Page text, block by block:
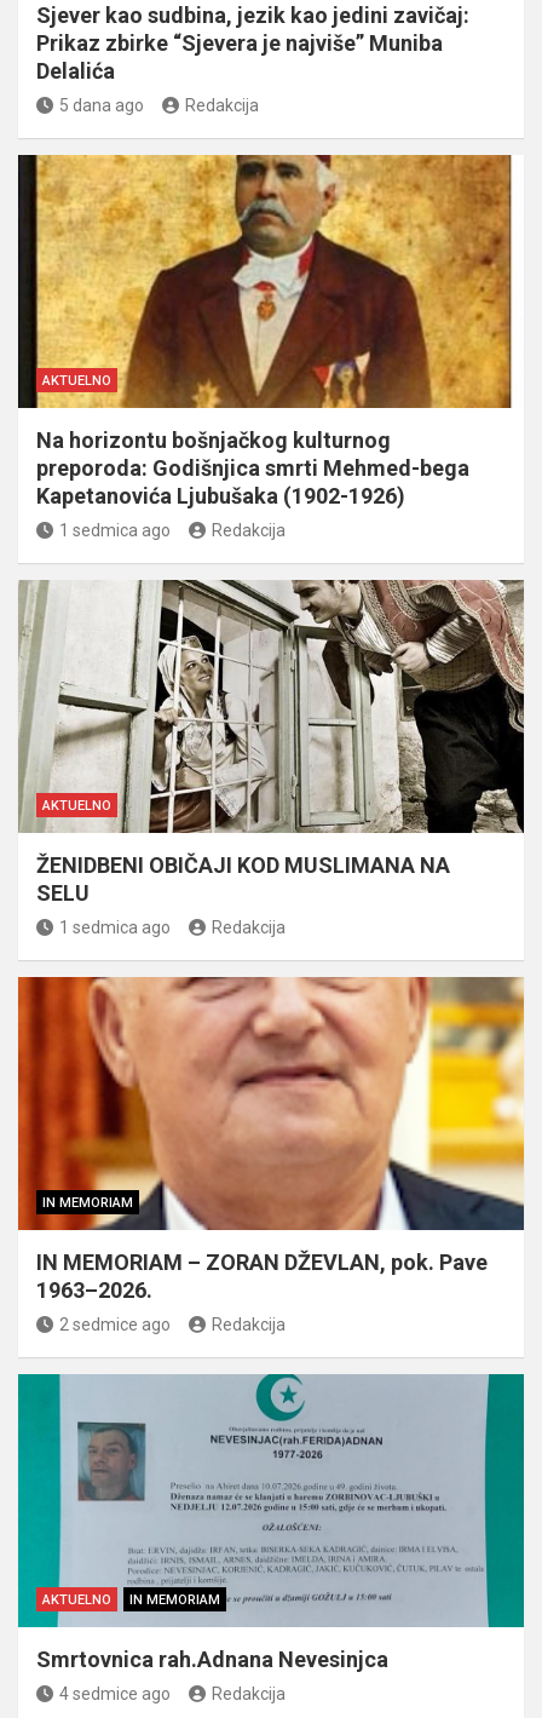
Sjever kao sudbina, jezik kao jedini zavičaj:
Prikaz zbirke “Sjevera je najviše” Muniba
Delalića
5 dana ago Redakcija
AKTUELNO
Na horizontu bošnjačkog kulturnog
preporoda: Godišnjica smrti Mehmed-bega
Kapetanovića Ljubušaka (1902-1926)
1 sedmica ago Redakcija
AKTUELNO
ŽENIDBENI OBIČAJI KOD MUSLIMANA NA
SELU
1 sedmica ago Redakcija
IN MEMORIAM
IN MEMORIAM – ZORAN DŽEVLAN, pok. Pave
1963–2026.
2 sedmice ago Redakcija
AKTUELNO IN MEMORIAM
Smrtovnica rah.Adnana Nevesinjca
4 sedmice ago Redakcija